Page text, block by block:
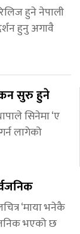
हुने नेपाली
हुनु अगावै
सुरु हुने
सिनेमा ‘ए
लागेको
‘माया भनेकै
भएको छ